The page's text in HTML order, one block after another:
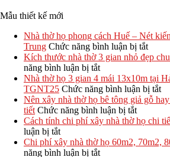
Mẫu thiết kế mới
Nhà thờ họ phong cách Huế – Nét
Trung Chức năng bình luận bị tắtở
Nhà
họ
phong
cách
–
kiến
Kích thước nhà thờ 3 gian nhỏ đẹp
năng bình luận bị tắtở
Kích
thước
nhà
thờ
3
nhỏ
đẹp
Nhà thờ họ 3 gian 4 mái 13x10m tại
TGNT25 Chức năng bình luận bị tắtở
họ
Nên xây nhà thờ họ bê tông giả gỗ
tiết Chức năng bình luận bị tắtở
Nên
nhà
Cách tính chi phí xây nhà thờ họ chi
luận bị tắtở
Cách
tính
Chi phí xây nhà thờ họ 60m2, 70m2,
năng bình luận bị tắtở